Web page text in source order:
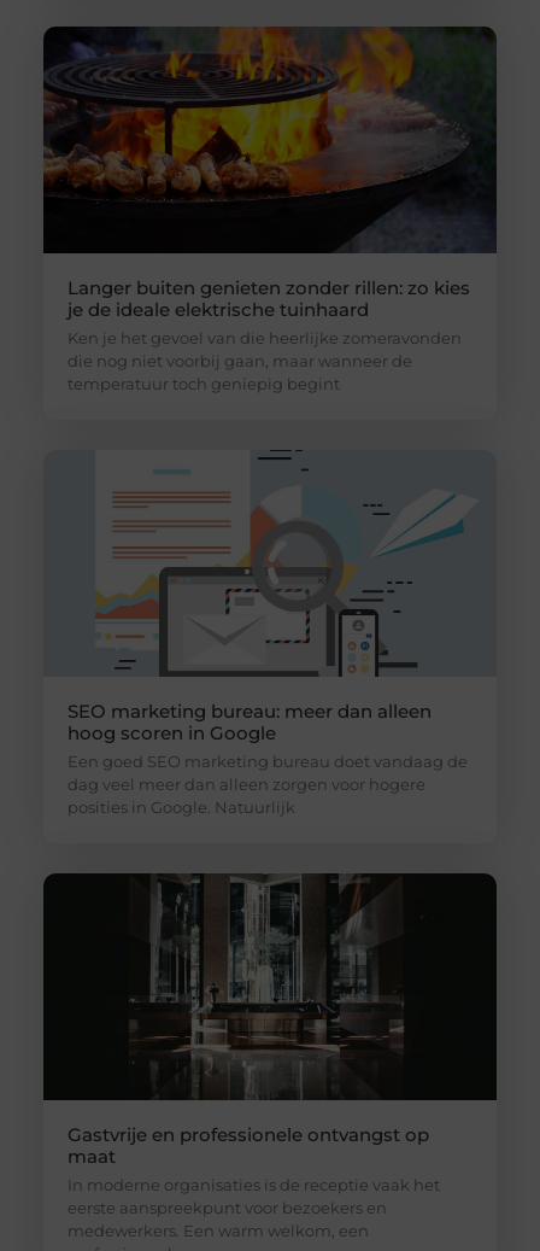
Langer buiten genieten zonder rillen: zo kies
je de ideale elektrische tuinhaard
Ken je het gevoel van die heerlijke zomeravonden
die nog niet voorbij gaan, maar wanneer de
temperatuur toch geniepig begint
SEO marketing bureau: meer dan alleen
hoog scoren in Google
Een goed SEO marketing bureau doet vandaag de
dag veel meer dan alleen zorgen voor hogere
posities in Google. Natuurlijk
Gastvrije en professionele ontvangst op
maat
In moderne organisaties is de receptie vaak het
eerste aanspreekpunt voor bezoekers en
medewerkers. Een warm welkom, een